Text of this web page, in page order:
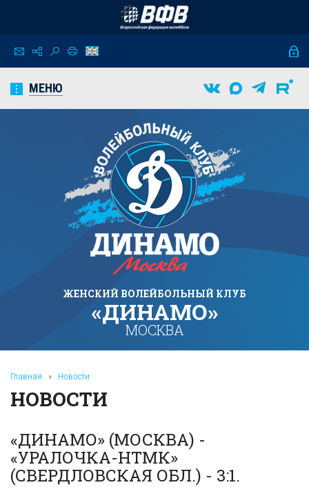
МЕНЮ
ЖЕНСКИЙ ВОЛЕЙБОЛЬНЫЙ КЛУБ
«ДИНАМО»
МОСКВА
Главная » Новости
НОВОСТИ
«ДИНАМО» (МОСКВА) -
«УРАЛОЧКА-НТМК»
(СВЕРДЛОВСКАЯ ОБЛ.) - 3:1.